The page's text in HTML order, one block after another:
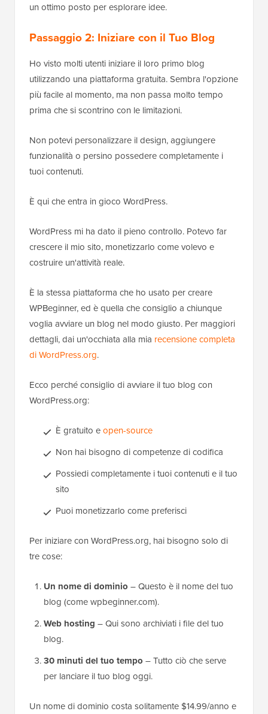
un ottimo posto per esplorare idee.
Passaggio 2: Iniziare con il Tuo Blog
Ho visto molti utenti iniziare il loro primo blog
utilizzando una piattaforma gratuita. Sembra l'opzione
più facile al momento, ma non passa molto tempo
prima che si scontrino con le limitazioni.
Non potevi personalizzare il design, aggiungere
funzionalità o persino possedere completamente i
tuoi contenuti.
È qui che entra in gioco WordPress.
WordPress mi ha dato il pieno controllo. Potevo far
crescere il mio sito, monetizzarlo come volevo e
costruire un'attività reale.
È la stessa piattaforma che ho usato per creare
WPBeginner, ed è quella che consiglio a chiunque
voglia avviare un blog nel modo giusto. Per maggiori
dettagli, dai un'occhiata alla mia recensione completa
di WordPress.org.
Ecco perché consiglio di avviare il tuo blog con
WordPress.org:
È gratuito eopen-source
Non hai bisogno di competenze di codifica
Possiedi completamente i tuoi contenuti e il tuo
sito
Puoi monetizzarlo come preferisci
Per iniziare con WordPress.org, hai bisogno solo di
tre cose:
Un nome di dominio – Questo è il nome del tuo
blog (come wpbeginner.com).
Web hosting – Qui sono archiviati i file del tuo
blog.
30 minuti del tuo tempo – Tutto ciò che serve
per lanciare il tuo blog oggi.
Un nome di dominio costa solitamente $14.99/anno e